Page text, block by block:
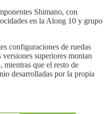
Shimano, con
en la Along 10 y grupo
configuraciones de ruedas
superiores montan
que el resto de
desarrolladas por la propia